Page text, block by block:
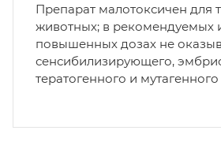
Препарат малотоксичен для
животных; в рекомендуемых
повышенных дозах не
сенсибилизирующего,
тератогенного и